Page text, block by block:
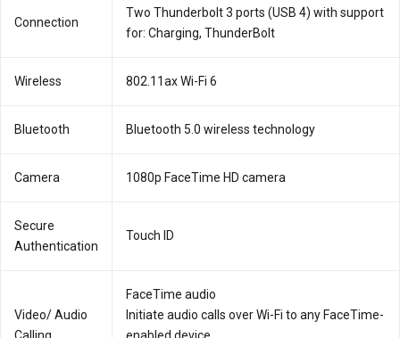
Connection
Two Thunderbolt 3 ports (USB 4) with support
for: Charging, ThunderBolt
Wireless 802.11ax Wi-Fi 6
Bluetooth Bluetooth 5.0 wireless technology
Camera 1080p FaceTime HD camera
Secure
Authentication
Touch ID
Video/ Audio
Calling
FaceTime audio
Initiate audio calls over Wi-Fi to any FaceTime-
enabled device